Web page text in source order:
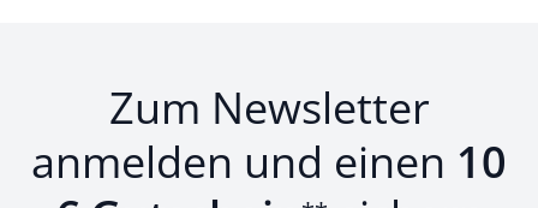
Zum Newsletter
anmelden und einen 10